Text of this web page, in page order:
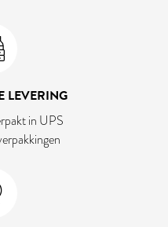
LEVERING
in UPS